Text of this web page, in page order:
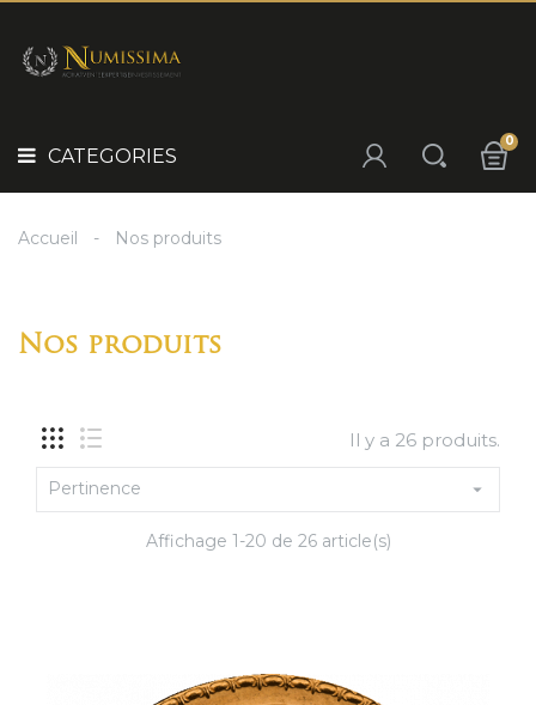
CATEGORIES
0
CATEGORIES
NOS
Accueil Nos produits
Nos produits
Il y a 26 produits.
Pertinence 
Affichage 1-20 de 26 article(s)
Panneau de gestion des cookies